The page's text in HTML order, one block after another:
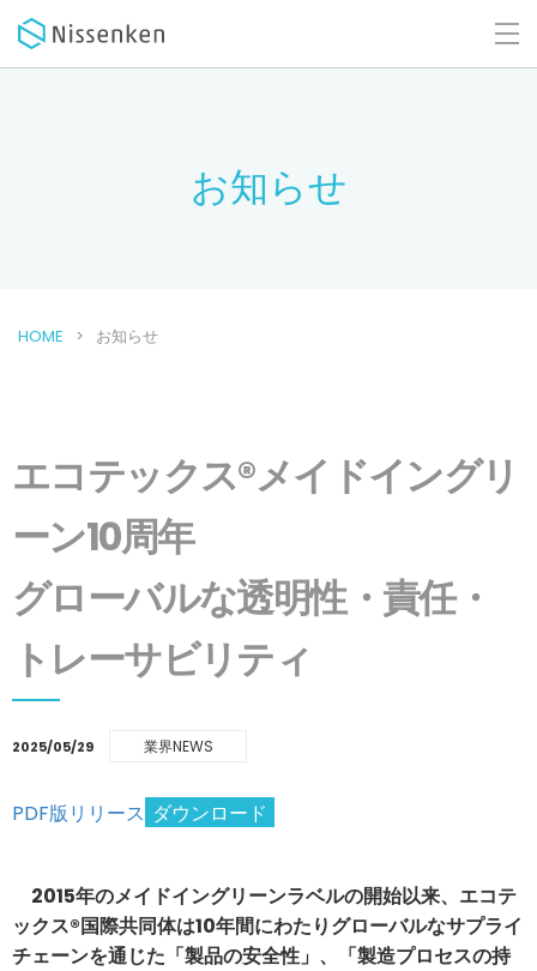
お知らせ
HOME お知らせ
エコテックス®メイドイングリ
ーン10周年
グローバルな透明性・責任・
トレーサビリティ
2025/05/29 業界NEWS
PDF版リリース ダウンロード
2015年のメイドイングリーンラベルの開始以来、エコテ
ックス®国際共同体は10年間にわたりグローバルなサプライ
チェーンを通じた「製品の安全性」、「製造プロセスの持